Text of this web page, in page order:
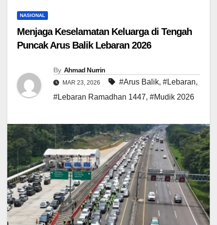
NASIONAL
Menjaga Keselamatan Keluarga di Tengah
Puncak Arus Balik Lebaran 2026
By Ahmad Nurrin
MAR 23, 2026 #Arus Balik, #Lebaran,
#Lebaran Ramadhan 1447, #Mudik 2026